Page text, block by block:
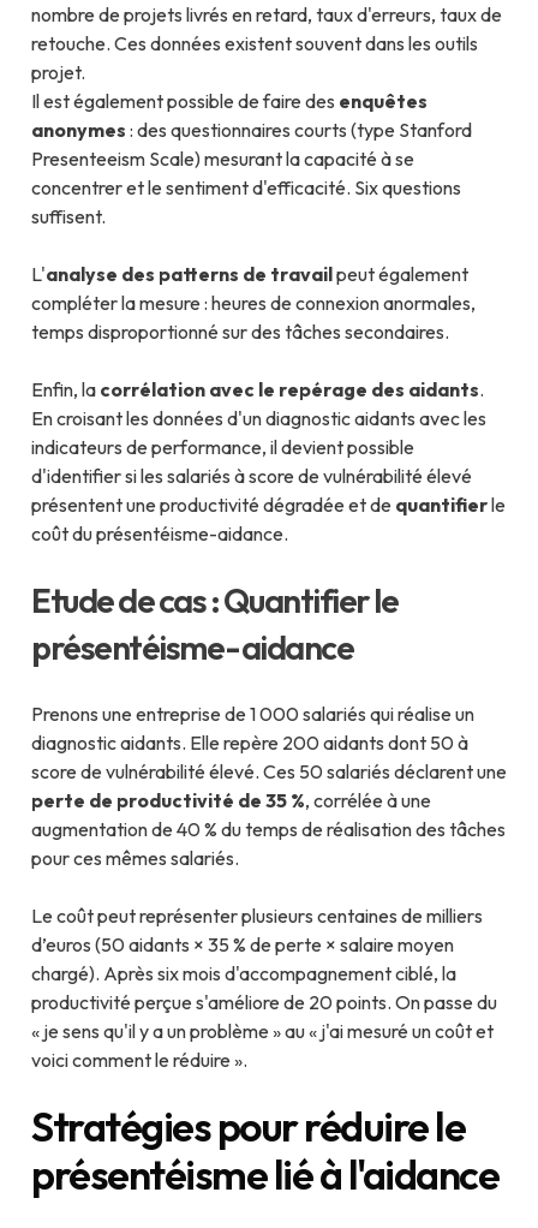
nombre de projets livrés en retard, taux d'erreurs, taux de
retouche. Ces données existent souvent dans les outils
projet.
Il est également possible de faire des enquêtes
anonymes : des questionnaires courts (type Stanford
Presenteeism Scale) mesurant la capacité à se
concentrer et le sentiment d'efficacité. Six questions
suffisent.
L'analyse des patterns de travailpeut également
compléter la mesure : heures de connexion anormales,
temps disproportionné sur des tâches secondaires.
Enfin, la corrélation avec le repérage des aidants.
En croisant les données d'un diagnostic aidants avec les
indicateurs de performance, il devient possible
d'identifier si les salariés à score de vulnérabilité élevé
présentent une productivité dégradée et de quantifierle
coût du présentéisme-aidance.
Etude de cas : Quantifier le
présentéisme-aidance
Prenons une entreprise de 1 000 salariés qui réalise un
diagnostic aidants. Elle repère 200 aidants dont 50 à
score de vulnérabilité élevé. Ces 50 salariés déclarent une
perte de productivité de 35 %, corrélée à une
augmentation de 40 % du temps de réalisation des tâches
pour ces mêmes salariés.
Le coût peut représenter plusieurs centaines de milliers
d’euros (50 aidants × 35 % de perte × salaire moyen
chargé). Après six mois d'accompagnement ciblé, la
productivité perçue s'améliore de 20 points. On passe du
« je sens qu'il y a un problème » au « j'ai mesuré un coût et
voici comment le réduire ».
Stratégies pour réduire le
présentéisme lié à l'aidance